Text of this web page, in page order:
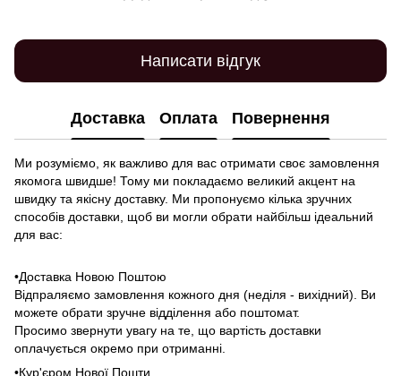
Написати відгук
Доставка Оплата Повернення
Ми розуміємо, як важливо для вас отримати своє замовлення
якомога швидше! Тому ми покладаємо великий акцент на
швидку та якісну доставку. Ми пропонуємо кілька зручних
способів доставки, щоб ви могли обрати найбільш ідеальний
для вас:
•Доставка Новою Поштою
Відпраляємо замовлення кожного дня (неділя - вихідний). Ви
можете обрати зручне відділення або поштомат.
Просимо звернути увагу на те, що вартість доставки
оплачується окремо при отриманні.
•Кур'єром Нової Пошти